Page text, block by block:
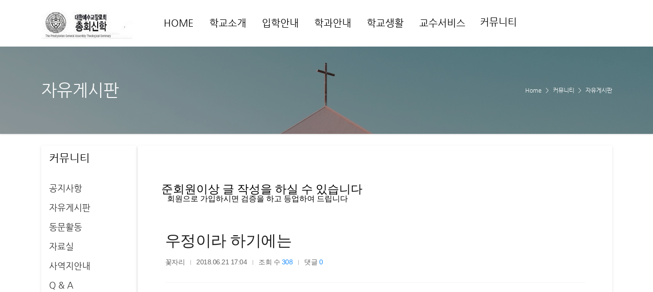
HOME 학교소개 입학안내 학과안내 학교생활 교수서비스 커뮤니티
자유게시판 Home 커뮤니티 자유게시판
커뮤니티
공지사항
자유게시판
동문활동
자료실
사역지안내
Q & A
준회원이상 글 작성을 하실 수 있습니다
   회원으로 가입하시면 검증을 하고 등업하여 드립니다
우정이라 하기에는
꽃자리 2018.06.21 17:04 조회 수 308 댓글 0